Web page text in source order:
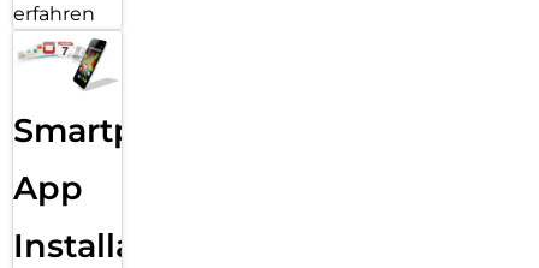
erfahren
Smartphone
App
Installation